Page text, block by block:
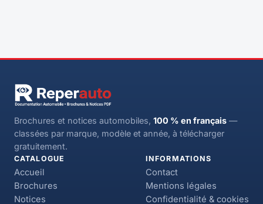
Brochures et notices automobiles, 100 % en français —
classées par marque, modèle et année, à télécharger
gratuitement.
CATALOGUE
Accueil
Brochures
Notices
INFORMATIONS
Contact
Mentions légales
Confidentialité & cookies